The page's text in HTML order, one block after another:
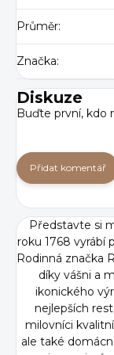
Průměr:
Značka:
Diskuze
Buďte první, kdo
Přidat komentář
Představte si
roku 1768 vyrábí
Rodinná značka
díky vášni a
ikonického
nejlepších
milovníci
ale také